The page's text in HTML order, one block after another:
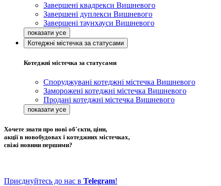
Завершені квадрекси Вишневого
Завершені дуплекси Вишневого
Завершені таунхауси Вишневого
Котеджні містечка за статусами
Котеджні містечка за статусами
Споруджувані котеджні містечка Вишневого
Заморожені котеджні містечка Вишневого
Продані котеджні містечка Вишневого
Хочете знати про нові об'єкти, ціни,
акції в новобудовах і котеджних містечках,
свіжі новини першими?
Приєднуйтесь до нас в Telegram!